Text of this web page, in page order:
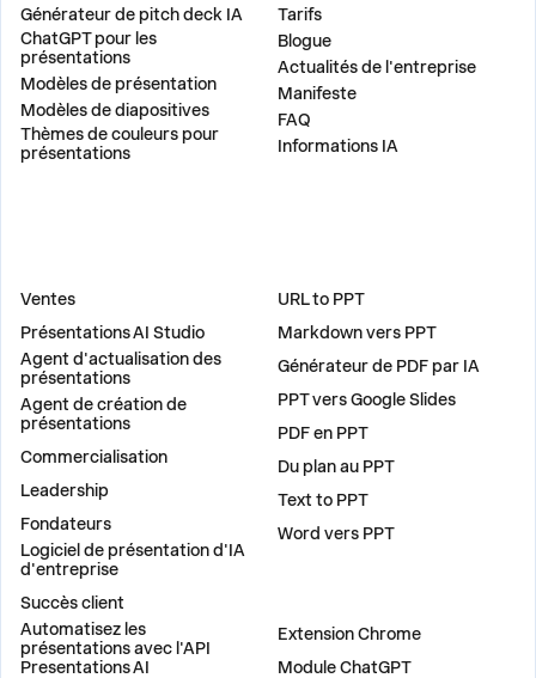
Générateur de pitch deck IA
ChatGPT pour les
présentations
Modèles de présentation
Modèles de diapositives
Thèmes de couleurs pour
présentations
Tarifs
Blogue
Actualités de l'entreprise
Manifeste
FAQ
Informations IA
Ventes
Présentations AI Studio
Agent d'actualisation des
présentations
Agent de création de
présentations
Commercialisation
Leadership
Fondateurs
Logiciel de présentation d'IA
d'entreprise
Succès client
Automatisez les
présentations avec l'API
Presentations AI
URL to PPT
Markdown vers PPT
Générateur de PDF par IA
PPT vers Google Slides
PDF en PPT
Du plan au PPT
Text to PPT
Word vers PPT
Extension Chrome
Module ChatGPT